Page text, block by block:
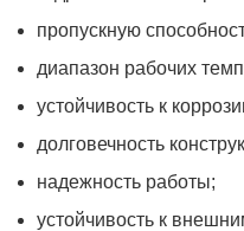
пропускную
диапазон рабочих
устойчивость к
долговечность
надежность работы;
устойчивость к